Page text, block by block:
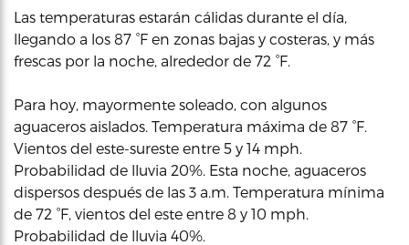
Las temperaturas estarán cálidas durante el día,
llegando a los 87 °F en zonas bajas y costeras, y más
frescas por la noche, alrededor de 72 °F.
Para hoy, mayormente soleado, con algunos
aguaceros aislados. Temperatura máxima de 87 °F.
Vientos del este-sureste entre 5 y 14 mph.
Probabilidad de lluvia 20%. Esta noche, aguaceros
dispersos después de las 3 a.m. Temperatura mínima
de 72 °F, vientos del este entre 8 y 10 mph.
Probabilidad de lluvia 40%.